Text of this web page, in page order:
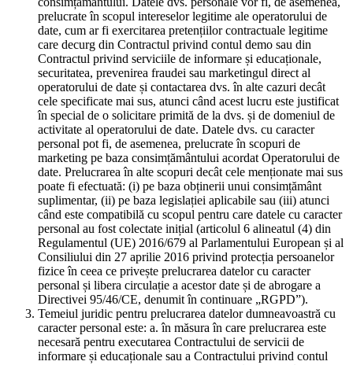
prelucrate în scopul intereselor legitime ale operatorului de
date, cum ar fi exercitarea pretențiilor contractuale legitime
care decurg din Contractul privind contul demo sau din
Contractul privind serviciile de informare și educaționale,
securitatea, prevenirea fraudei sau marketingul direct al
operatorului de date și contactarea dvs. în alte cazuri decât
cele specificate mai sus, atunci când acest lucru este justificat
în special de o solicitare primită de la dvs. și de domeniul de
activitate al operatorului de date. Datele dvs. cu caracter
personal pot fi, de asemenea, prelucrate în scopuri de
marketing pe baza consimțământului acordat Operatorului de
date. Prelucrarea în alte scopuri decât cele menționate mai sus
poate fi efectuată: (i) pe baza obținerii unui consimțământ
suplimentar, (ii) pe baza legislației aplicabile sau (iii) atunci
când este compatibilă cu scopul pentru care datele cu caracter
personal au fost colectate inițial (articolul 6 alineatul (4) din
Regulamentul (UE) 2016/679 al Parlamentului European și al
Consiliului din 27 aprilie 2016 privind protecția persoanelor
fizice în ceea ce privește prelucrarea datelor cu caracter
personal și libera circulație a acestor date și de abrogare a
Directivei 95/46/CE, denumit în continuare „RGPD”).
Temeiul juridic pentru prelucrarea datelor dumneavoastră cu
caracter personal este: a. în măsura în care prelucrarea este
necesară pentru executarea Contractului de servicii de
informare și educaționale sau a Contractului privind contul